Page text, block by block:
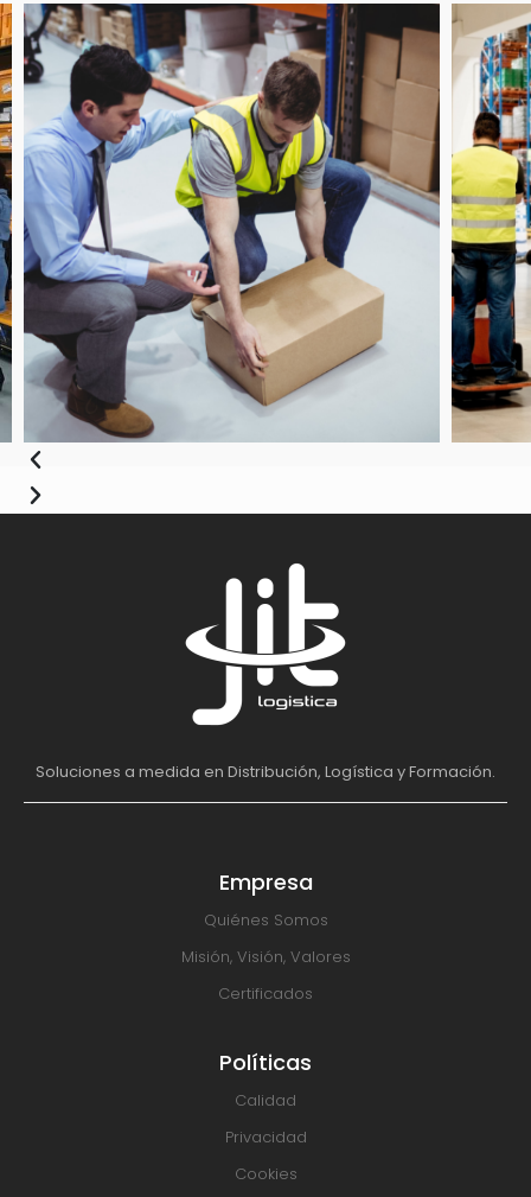
Soluciones a medida en Distribución, Logística y Formación.
Empresa
Quiénes Somos
Misión, Visión, Valores
Certificados
Políticas
Calidad
Privacidad
Cookies